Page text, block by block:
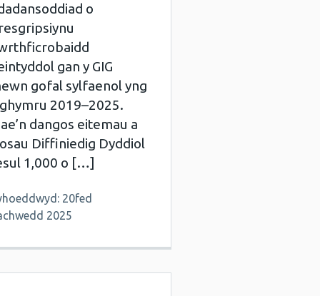
o
gan y GIG
gofal sylfaenol yng
2019–2025.
dangos eitemau a
Diffiniedig Dyddiol
1,000 o […]
20fed
2025